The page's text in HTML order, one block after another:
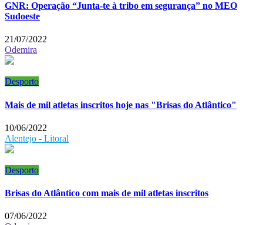
GNR: Operação “Junta-te à tribo em segurança” no MEO
Sudoeste
21/07/2022
Odemira
Desporto
Mais de mil atletas inscritos hoje nas "Brisas do Atlântico"
10/06/2022
Alentejo - Litoral
Desporto
Brisas do Atlântico com mais de mil atletas inscritos
07/06/2022